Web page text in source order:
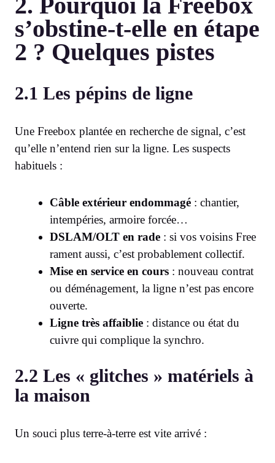
s’obstine-t-elle en étape
2 ? Quelques pistes
2.1 Les pépins de ligne
Une Freebox plantée en recherche de signal, c’est
qu’elle n’entend rien sur la ligne. Les suspects
habituels :
Câble extérieur endommagé : chantier,
intempéries, armoire forcée…
DSLAM/OLT en rade : si vos voisins Free
rament aussi, c’est probablement collectif.
Mise en service en cours : nouveau contrat
ou déménagement, la ligne n’est pas encore
ouverte.
Ligne très affaiblie : distance ou état du
cuivre qui complique la synchro.
2.2 Les « glitches » matériels à
la maison
Un souci plus terre-à-terre est vite arrivé :